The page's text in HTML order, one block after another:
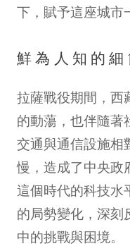
下，賦予這座城市
鮮為人知的細
拉薩戰役期間，西
的動蕩，也伴隨著
交通與通信設施相
慢，造成了中央政
這個時代的科技水
的局勢變化，深刻
中的挑戰與困境。